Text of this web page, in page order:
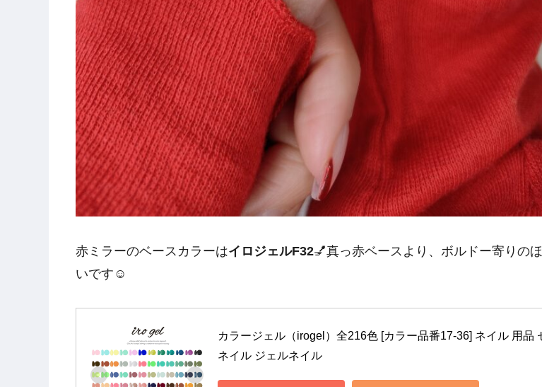
赤ミラーのベースカラーはイロジェルF32💅真っ赤ベースより、ボルドー寄りの
いです☺️
カラージェル（irogel）全216色 [カラー品番17-36] ネイル 用品
ネイル ジェルネイル